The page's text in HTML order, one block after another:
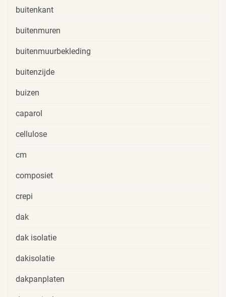
buitenkant
buitenmuren
buitenmuurbekleding
buitenzijde
buizen
caparol
cellulose
cm
composiet
crepi
dak
dak isolatie
dakisolatie
dakpanplaten